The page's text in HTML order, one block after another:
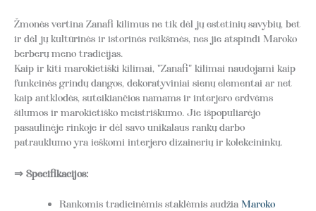
Žmonės vertina Zanafi kilimus ne tik dėl jų estetinių savybių, bet
ir dėl jų kultūrinės ir istorinės reikšmės, nes jie atspindi Maroko
berberų meno tradicijas.
Kaip ir kiti marokietiški kilimai, "Zanafi" kilimai naudojami kaip
funkcinės grindų dangos, dekoratyviniai sienų elementai ar net
kaip antklodės, suteikiančios namams ir interjero erdvėms
šilumos ir marokietiško meistriškumo. Jie išpopuliarėjo
pasaulinėje rinkoje ir dėl savo unikalaus rankų darbo
patrauklumo yra ieškomi interjero dizainerių ir kolekcininkų.
⇒ Specifikacijos:
Rankomis tradicinėmis staklėmis audžia Maroko